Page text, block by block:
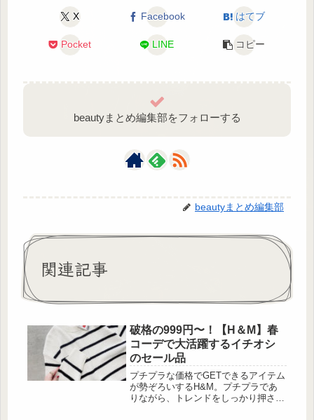
X Facebook はてブ
Pocket LINE コピー
beautyまとめ編集部をフォローする
beautyまとめ編集部
関連記事
破格の999円〜！【H＆M】春
コーデで大活躍するイチオシ
のセール品
プチプラな価格でGETできるアイテム
が勢ぞろいするH&M。プチプラであ
りながら、トレンドをしっかり押さえ